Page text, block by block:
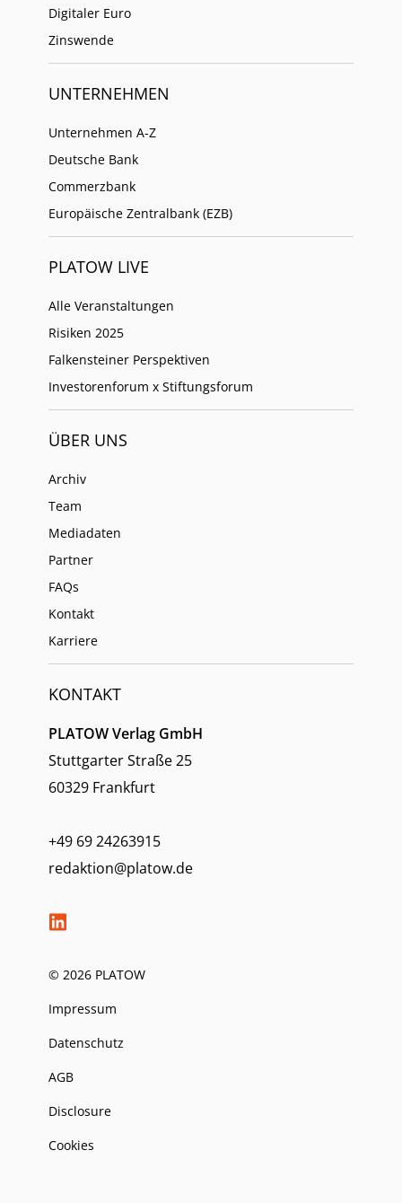
Digitaler Euro
Zinswende
UNTERNEHMEN
Unternehmen A-Z
Deutsche Bank
Commerzbank
Europäische Zentralbank (EZB)
PLATOW LIVE
Alle Veranstaltungen
Risiken 2025
Falkensteiner Perspektiven
Investorenforum x Stiftungsforum
ÜBER UNS
Archiv
Team
Mediadaten
Partner
FAQs
Kontakt
Karriere
KONTAKT
PLATOW Verlag GmbH
Stuttgarter Straße 25
60329 Frankfurt
+49 69 24263915
redaktion@platow.de
© 2026 PLATOW
Impressum
Datenschutz
AGB
Disclosure
Cookies